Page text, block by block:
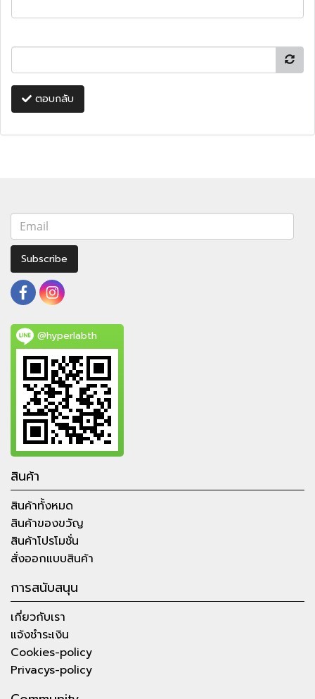
ตอบกลับ
Subscribe
@hyperlabth
สินค้า
สินค้าทั้งหมด
สินค้าของขวัญ
สินค้าโปรโมชั่น
สั่งออกแบบสินค้า
การสนับสนุน
เกี่ยวกับเรา
แจ้งชำระเงิน
Cookies-policy
Privacys-policy